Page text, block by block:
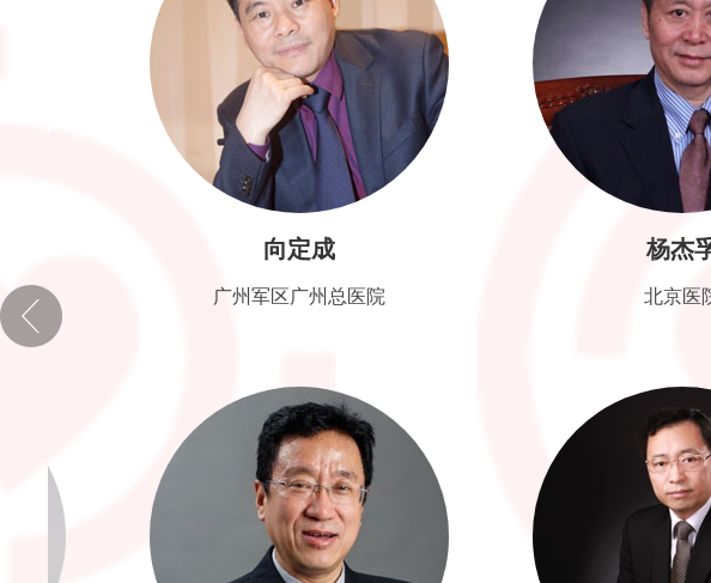
向定成
广州军区广州总医院
杨杰孚
北京医院